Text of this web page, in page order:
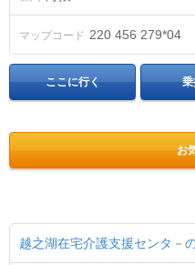
マップコード 220 456 279*04
ここに行く
お
越之湖在宅介護支援センタ－